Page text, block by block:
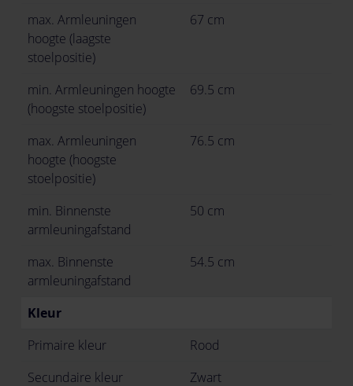
max. Armleuningen
hoogte (laagste
stoelpositie)
67 cm
min. Armleuningen hoogte
(hoogste stoelpositie)
69.5 cm
max. Armleuningen
hoogte (hoogste
stoelpositie)
76.5 cm
min. Binnenste
armleuningafstand
50 cm
max. Binnenste
armleuningafstand
54.5 cm
Kleur
Primaire kleur
Rood
Secundaire kleur
Zwart